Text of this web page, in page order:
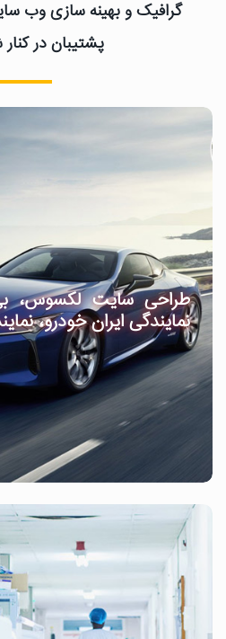
گرافیک و بهینه سازی وب
پشتیبان در
طراحی سایت لکسوس،
نمایندگی ایران خودرو،